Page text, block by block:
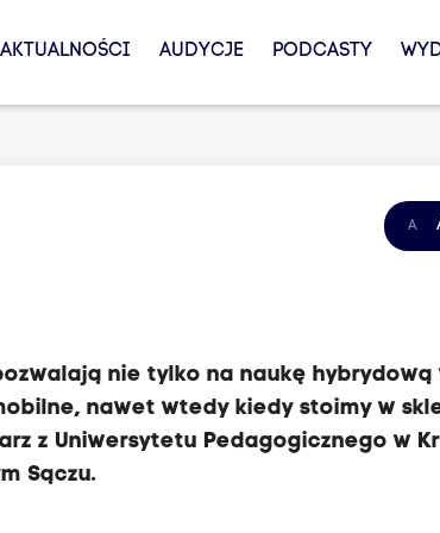
AKTUALNOŚCI AUDYCJE PODCASTY
A
nie tylko na naukę hybrydową
nawet wtedy kiedy stoimy w
z Uniwersytetu Pedagogicznego w
Sączu.